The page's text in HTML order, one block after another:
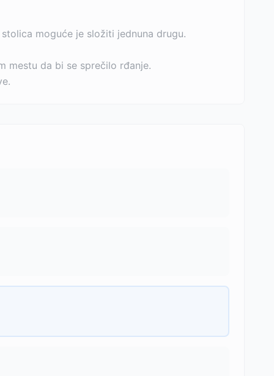
moguće je složiti jednuna drugu.
mestu da bi se sprečilo rđanje.